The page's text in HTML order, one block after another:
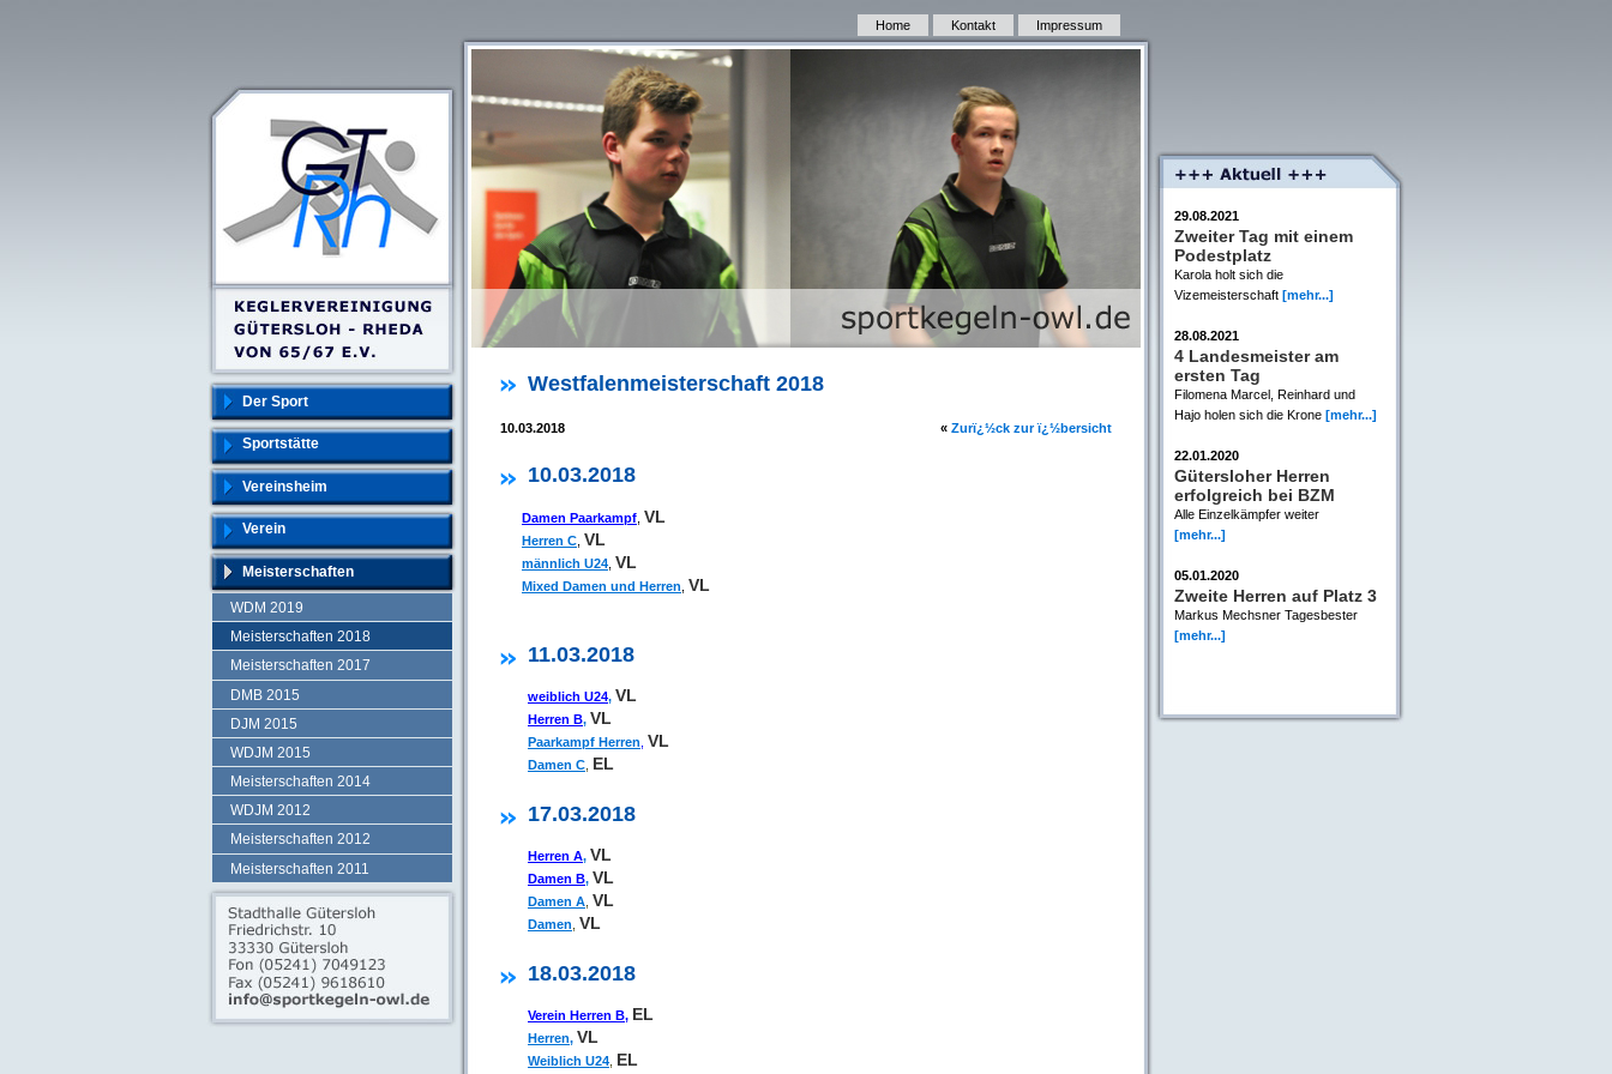
Der Sport
Sportstätte
Vereinsheim
Verein
Meisterschaften
WDM 2019
Meisterschaften 2018
Meisterschaften 2017
DMB 2015
DJM 2015
WDJM 2015
Meisterschaften 2014
WDJM 2012
Meisterschaften 2012
Meisterschaften 2011
Home Kontakt Impressum
Westfalenmeisterschaft 2018
10.03.2018 « Zurï¿½ck zur ï¿½bersicht
10.03.2018
Damen Paarkampf VL
Herren C VL
männlich U24 VL
Mixed Damen und Herren VL
11.03.2018
weiblich U24, VL
Herren B, VL
Paarkampf Herren VL
Damen C EL
17.03.2018
Herren A, VL
Damen B, VL
Damen A VL
Damen VL
18.03.2018
Verein Herren B, EL
Herren, VL
Weiblich U24 EL
29.08.2021
Zweiter Tag mit einem
Podestplatz
Karola holt sich die
Vizemeisterschaft [mehr...]
28.08.2021
4 Landesmeister am
ersten Tag
Filomena Marcel, Reinhard und
Hajo holen sich die Krone [mehr...]
22.01.2020
Gütersloher Herren
erfolgreich bei BZM
Alle Einzelkämpfer weiter
[mehr...]
05.01.2020
Zweite Herren auf Platz 3
Markus Mechsner Tagesbester
[mehr...]